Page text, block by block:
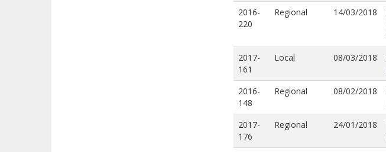
2016-
220
Regional 14/03/2018
2017-
161
Local 08/03/2018
2016-
148
Regional 08/02/2018
2017-
176
Regional 24/01/2018